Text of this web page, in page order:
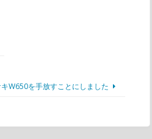
W650を手放すことにしました